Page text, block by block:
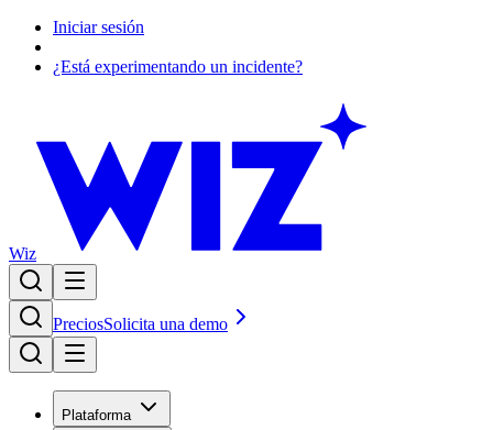
Iniciar sesión
¿Está experimentando un incidente?
Wiz
PreciosSolicita una demo
Plataforma